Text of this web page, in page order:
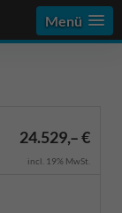
Menü
24.529,– €
incl. 19% MwSt.